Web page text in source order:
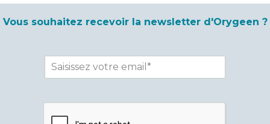
Vous souhaitez recevoir la newsletter d'Orygeen ?